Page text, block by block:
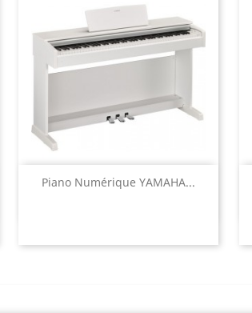
Piano Numérique YAMAHA...
Aperçu rapide